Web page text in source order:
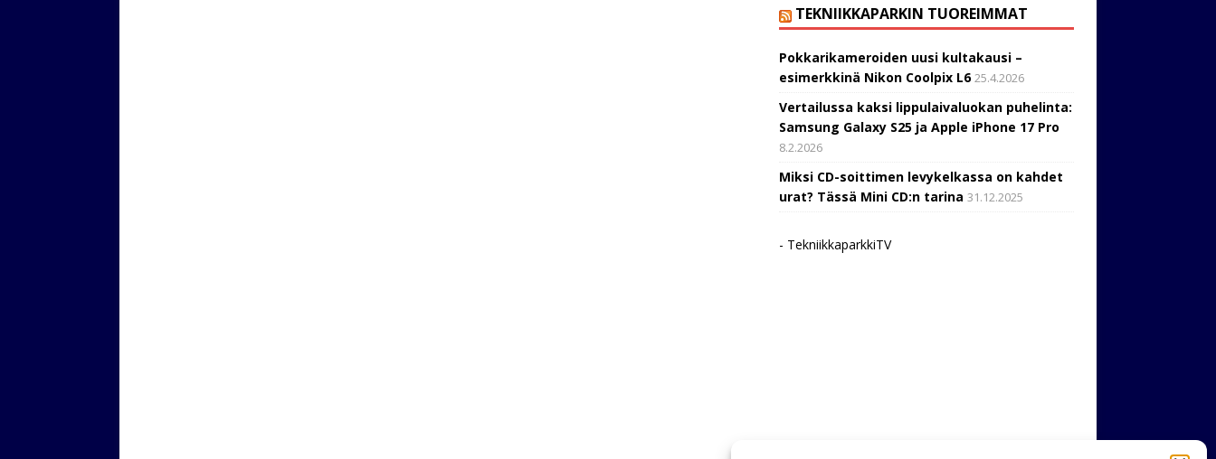
TEKNIIKKAPARKIN TUOREIMMAT
Pokkarikameroiden uusi kultakausi –
esimerkkinä Nikon Coolpix L6 25.4.2026
Vertailussa kaksi lippulaivaluokan puhelinta:
Samsung Galaxy S25 ja Apple iPhone 17 Pro
8.2.2026
Miksi CD-soittimen levykelkassa on kahdet
urat? Tässä Mini CD:n tarina 31.12.2025
- TekniikkaparkkiTV